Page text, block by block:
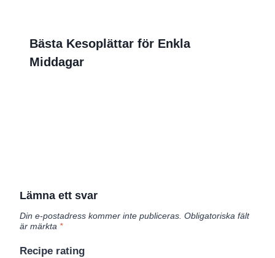
Bästa Kesoplättar för Enkla
Middagar
Lämna ett svar
Din e-postadress kommer inte publiceras. Obligatoriska fält
är märkta *
Recipe rating